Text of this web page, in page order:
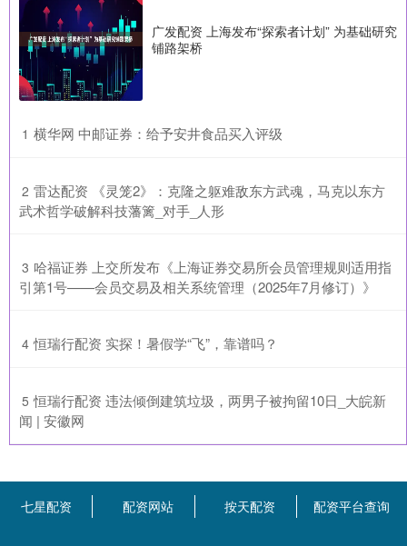
广发配资 上海发布“探索者计划” 为基础研究
铺路架桥
1 ​横华网 中邮证券：给予安井食品买入评级
2 ​雷达配资 《灵笼2》：克隆之躯难敌东方武魂，马克以东方
武术哲学破解科技藩篱_对手_人形
3 ​哈福证券 上交所发布《上海证券交易所会员管理规则适用指
引第1号——会员交易及相关系统管理（2025年7月修订）》
4 ​恒瑞行配资 实探！暑假学“飞”，靠谱吗？
5 ​恒瑞行配资 违法倾倒建筑垃圾，两男子被拘留10日_大皖新
闻 | 安徽网
七星配资 配资网站 按天配资 配资平台查询